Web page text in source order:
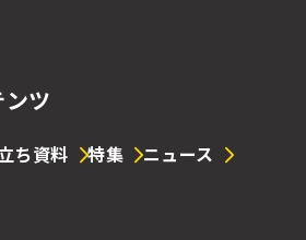
ツ
ち資料 特集
ニュース